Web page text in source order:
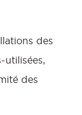
des
utilisées,
des